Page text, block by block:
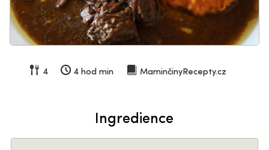
4 4 hod min MaminčinyRecepty.cz
Ingredience